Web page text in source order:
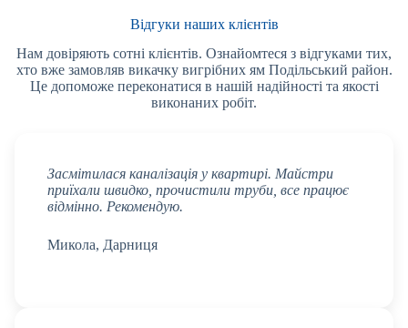
Відгуки наших клієнтів
Нам довіряють сотні клієнтів. Ознайомтеся з відгуками тих,
хто вже замовляв викачку вигрібних ям Подільський район.
Це допоможе переконатися в нашій надійності та якості
виконаних робіт.
Засмітилася каналізація у квартирі. Майстри
приїхали швидко, прочистили труби, все працює
відмінно. Рекомендую.
Микола, Дарниця